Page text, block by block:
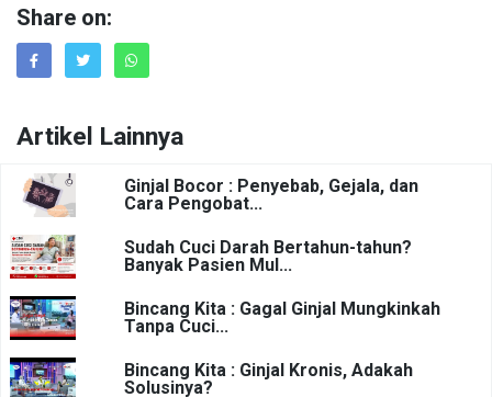
Share on:
Artikel Lainnya
Ginjal Bocor : Penyebab, Gejala, dan
Cara Pengobat...
Sudah Cuci Darah Bertahun-tahun?
Banyak Pasien Mul...
Bincang Kita : Gagal Ginjal Mungkinkah
Tanpa Cuci...
Bincang Kita : Ginjal Kronis, Adakah
Solusinya?